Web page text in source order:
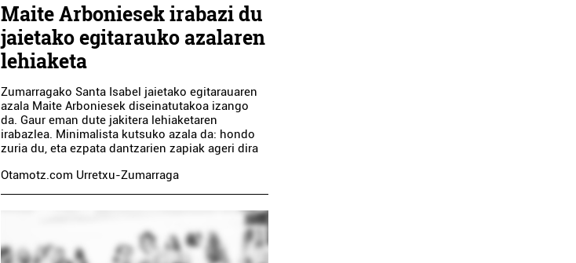
Maite Arboniesek irabazi du
jaietako egitarauko azalaren
lehiaketa
Zumarragako Santa Isabel jaietako egitarauaren
azala Maite Arboniesek diseinatutakoa izango
da. Gaur eman dute jakitera lehiaketaren
irabazlea. Minimalista kutsuko azala da: hondo
zuria du, eta ezpata dantzarien zapiak ageri dira
Otamotz.com Urretxu-Zumarraga